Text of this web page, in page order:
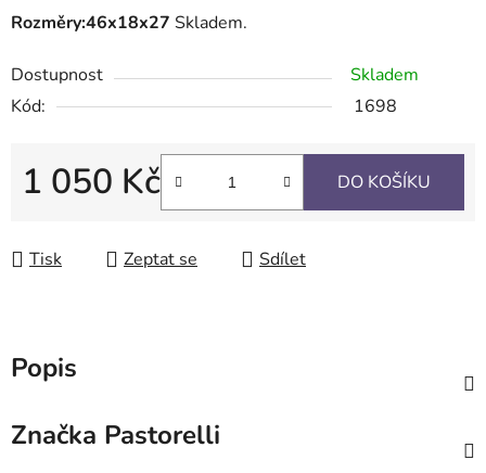
Rozměry:46x18x27 Skladem.
Dostupnost
Skladem
Kód:
1698
1 050 Kč DO KOŠÍKU
Tisk Zeptat se Sdílet
Popis
Značka Pastorelli